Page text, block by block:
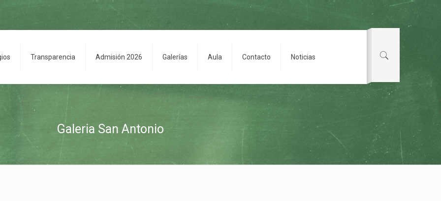
Transparencia Admisión 2026 Galerías Aula Contacto Noticias
Galeria San Antonio